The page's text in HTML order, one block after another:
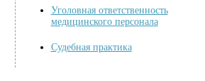
Уголовная ответственность
медицинского персонала
Судебная практика